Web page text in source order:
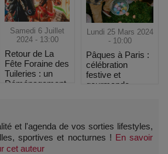
Samedi 6 Juillet
2024 - 13:00
Retour de La
Fête Foraine des
Tuileries : un
Déménagement
Lundi 25 Mars 2024
- 10:00
Pâques à Paris :
célébration
festive et
gourmande
et l'agenda de vos sorties lifestyles,
sportives et nocturnes ! En savoir
cet auteur